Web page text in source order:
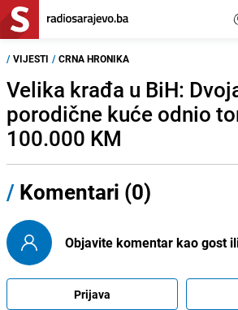
/ VIJESTI / CRNA HRONIKA
Velika krađa u BiH:
porodične kuće odnio
100.000 KM
/ Komentari (0)
Objavite komentar kao gost
Prijava